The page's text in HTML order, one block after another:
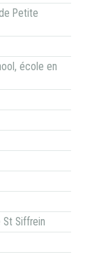
Petite
école en
St Siffrein